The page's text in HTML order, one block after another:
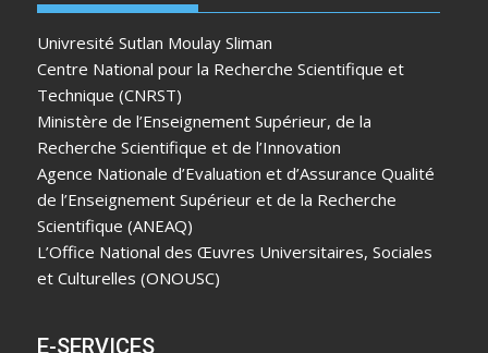
Univresité Sutlan Moulay Sliman
Centre National pour la Recherche Scientifique et
Technique (CNRST)
Ministère de l’Enseignement Supérieur, de la
Recherche Scientifique et de l’Innovation
Agence Nationale d’Evaluation et d’Assurance Qualité
de l’Enseignement Supérieur et de la Recherche
Scientifique (ANEAQ)
L’Office National des Œuvres Universitaires, Sociales
et Culturelles (ONOUSC)
E-SERVICES